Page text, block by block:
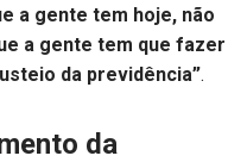
a gente tem hoje, não
a gente tem que fazer
da previdência”.
da